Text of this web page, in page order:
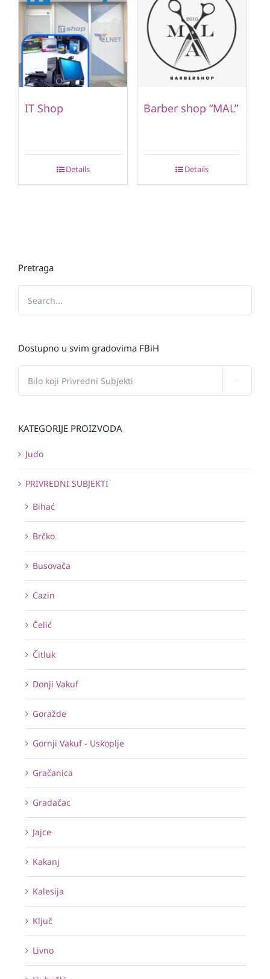
IT Shop
Details
Barber shop “MAL”
Details
Pretraga
Dostupno u svim gradovima FBiH
KATEGORIJE PROIZVODA
Judo
PRIVREDNI SUBJEKTI
Bihać
Brčko
Busovača
Cazin
Čelić
Čitluk
Donji Vakuf
Goražde
Gornji Vakuf - Uskoplje
Gračanica
Gradačac
Jajce
Kakanj
Kalesija
Ključ
Livno